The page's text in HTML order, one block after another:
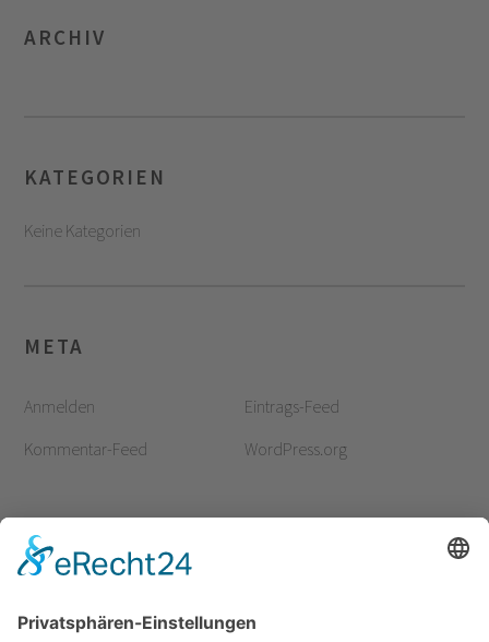
ARCHIV
KATEGORIEN
Keine Kategorien
META
Anmelden
Eintrags-Feed
Kommentar-Feed
WordPress.org
SCHILDMANN – IHR FRISEUR IN